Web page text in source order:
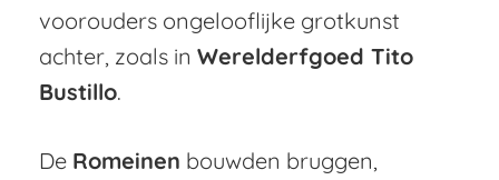
voorouders ongelooflijke grotkunst
achter, zoals in Werelderfgoed Tito
Bustillo.
De Romeinen bouwden bruggen,